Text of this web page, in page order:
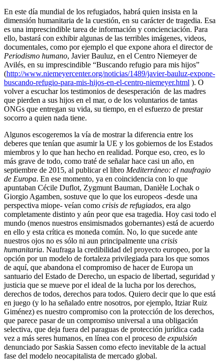
En este día mundial de los refugiados, habrá quien insista en la
dimensión humanitaria de la cuestión, en su carácter de tragedia. Esa
es una imprescindible tarea de información y concienciación. Para
ello, bastará con exhibir algunas de las terribles imágenes, videos,
documentales, como por ejemplo el que expone ahora el director de
Periodismo humano, Javier Bauluz, en el Centro Niemeyer de
Avilés, en su imprescindible “Buscando refugio para mis hijos”
(http://www.niemeyercenter.org/noticias/1489/javier-bauluz-expone-
buscando-refugio-para-mis-hijos-en-el-centro-niemeyer.html ). O
volver a escuchar los testimonios de desesperación de las madres
que pierden a sus hijos en el mar, o de los voluntarios de tantas
ONGs que entregan su vida, su tiempo, en el esfuerzo de prestar
socorro a quien nada tiene.
Algunos escogeremos la vía de mostrar la diferencia entre los
deberes que tenían que asumir la UE y los gobiernos de los Estados
miembros y lo que han hecho en realidad. Porque eso, creo, es lo
más grave de todo, como traté de señalar hace casi un año, en
septiembre de 2015, al publicar el libro Mediterráneo: el naufragio
de Europa. En ese momento, ya en coincidencia con lo que
apuntaban Cécile Duflot, Zygmunt Bauman, Danièle Lochak o
Giorgio Agamben, sostuve que lo que los europeos -desde una
perspectiva miope- veían como crisis de refugiados, era algo
completamente distinto y aún peor que esa tragedia. Hoy casi todo el
mundo (menos nuestros ensimismados gobernantes) está de acuerdo
en ello y esta crítica es moneda común. No, lo que sucede ante
nuestros ojos no es sólo ni aun principalmente una crisis
humanitaria. Naufraga la credibilidad del proyecto europeo, por la
opción por un modelo de fortaleza privilegiada para los que somos
de aquí, que abandona el compromiso de hacer de Europa un
santuario del Estado de Derecho, un espacio de libertad, seguridad y
justicia que se mueve por el ideal de la lucha por los derechos,
derechos de todos, derechos para todos. Quiero decir que lo que está
en juego (y lo ha señalado entre nosotros, por ejemplo, Itziar Ruiz
Giménez) es nuestro compromiso con la protección de los derechos,
que parece pasar de un compromiso universal a una obligación
selectiva, que deja fuera del paraguas de protección jurídica cada
vez a más seres humanos, en línea con el proceso de expulsión
denunciado por Saskia Sassen como efecto inevitable de la actual
fase del modelo neocapitalista de mercado global.